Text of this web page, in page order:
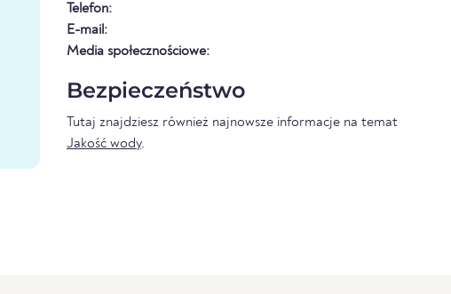
Telefon:
E-mail:
Media społecznościowe:
Bezpieczeństwo
Tutaj znajdziesz również najnowsze informacje na temat
Jakość wody.